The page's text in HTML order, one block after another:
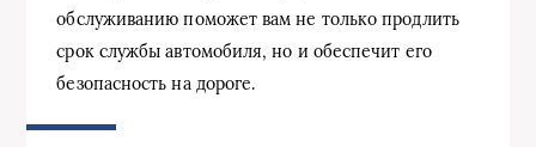
обслуживанию поможет вам не только продлить
срок службы автомобиля, но и обеспечит его
безопасность на дороге.